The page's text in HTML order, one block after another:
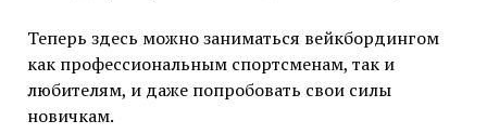
Теперь здесь можно заниматься вейкбордингом
как профессиональным спортсменам, так и
любителям, и даже попробовать свои силы
новичкам.